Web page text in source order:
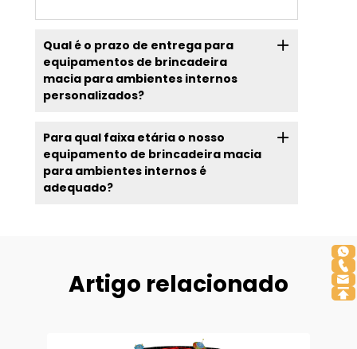
Qual é o prazo de entrega para
equipamentos de brincadeira
macia para ambientes internos
personalizados?
Para qual faixa etária o nosso
equipamento de brincadeira macia
para ambientes internos é
adequado?
Artigo relacionado